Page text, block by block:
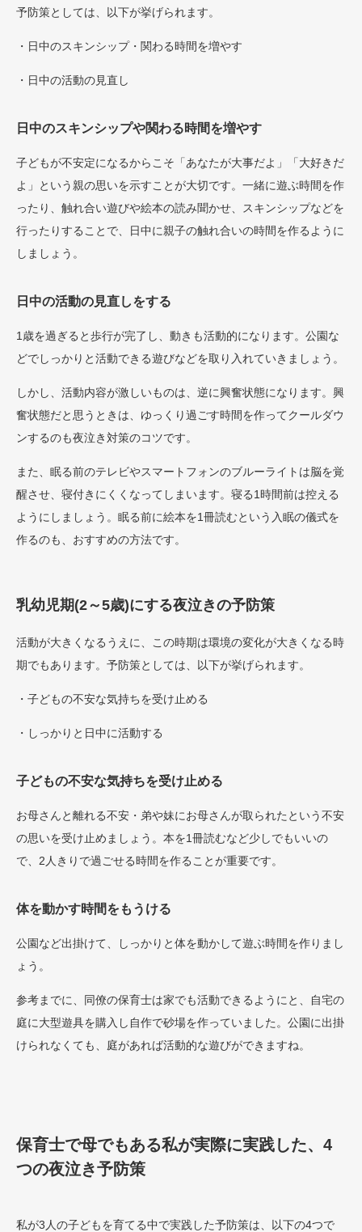
予防策としては、以下が挙げられます。
・日中のスキンシップ・関わる時間を増やす
・日中の活動の見直し
日中のスキンシップや関わる時間を増やす
子どもが不安定になるからこそ「あなたが大事だよ」「大好きだ
よ」という親の思いを示すことが大切です。一緒に遊ぶ時間を作
ったり、触れ合い遊びや絵本の読み聞かせ、スキンシップなどを
行ったりすることで、日中に親子の触れ合いの時間を作るように
しましょう。
日中の活動の見直しをする
1歳を過ぎると歩行が完了し、動きも活動的になります。公園な
どでしっかりと活動できる遊びなどを取り入れていきましょう。
しかし、活動内容が激しいものは、逆に興奮状態になります。興
奮状態だと思うときは、ゆっくり過ごす時間を作ってクールダウ
ンするのも夜泣き対策のコツです。
また、眠る前のテレビやスマートフォンのブルーライトは脳を覚
醒させ、寝付きにくくなってしまいます。寝る1時間前は控える
ようにしましょう。眠る前に絵本を1冊読むという入眠の儀式を
作るのも、おすすめの方法です。
乳幼児期(2～5歳)にする夜泣きの予防策
活動が大きくなるうえに、この時期は環境の変化が大きくなる時
期でもあります。予防策としては、以下が挙げられます。
・子どもの不安な気持ちを受け止める
・しっかりと日中に活動する
子どもの不安な気持ちを受け止める
お母さんと離れる不安・弟や妹にお母さんが取られたという不安
の思いを受け止めましょう。本を1冊読むなど少しでもいいの
で、2人きりで過ごせる時間を作ることが重要です。
体を動かす時間をもうける
公園など出掛けて、しっかりと体を動かして遊ぶ時間を作りまし
ょう。
参考までに、同僚の保育士は家でも活動できるようにと、自宅の
庭に大型遊具を購入し自作で砂場を作っていました。公園に出掛
けられなくても、庭があれば活動的な遊びができますね。
保育士で母でもある私が実際に実践した、4
つの夜泣き予防策
私が3人の子どもを育てる中で実践した予防策は、以下の4つで